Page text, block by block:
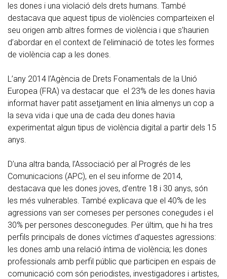
les dones i una violació dels drets humans. També
destacava que aquest tipus de violències comparteixen el
seu origen amb altres formes de violència i que s’haurien
d’abordar en el context de l’eliminació de totes les formes
de violència cap a les dones.
L’any 2014 l’Agència de Drets Fonamentals de la Unió
Europea (FRA) va destacar que el 23% de les dones havia
informat haver patit assetjament en línia almenys un cop a
la seva vida i que una de cada deu dones havia
experimentat algun tipus de violència digital a partir dels 15
anys.
D’una altra banda, l’Associació per al Progrés de les
Comunicacions (APC), en el seu informe de 2014,
destacava que les dones joves, d’entre 18 i 30 anys, són
les més vulnerables. També explicava que el 40% de les
agressions van ser comeses per persones conegudes i el
30% per persones desconegudes. Per últim, que hi ha tres
perfils principals de dones víctimes d’aquestes agressions:
les dones amb una relació íntima de violència; les dones
professionals amb perfil públic que participen en espais de
comunicació com són periodistes, investigadores i artistes,